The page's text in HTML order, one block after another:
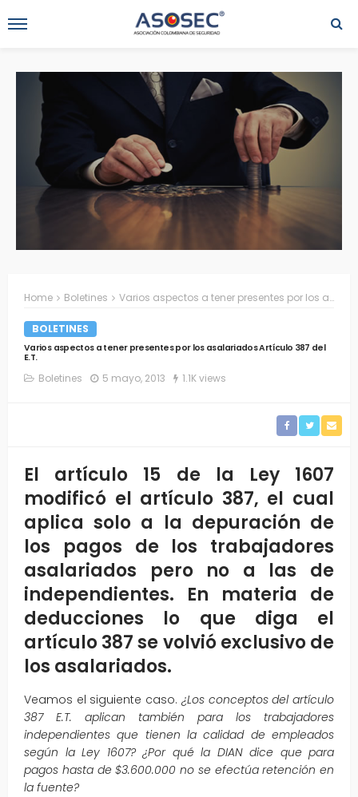
Home Boletines Varios aspectos a tener presentes por los asalariados Artículo 387 del E.T.
BOLETINES
Varios aspectos a tener presentes por los asalariados Artículo 387 del
E.T.
Boletines 5 mayo, 2013 1.1K views
El artículo 15 de la Ley 1607
modificó el artículo 387, el cual
aplica solo a la depuración de
los pagos de los trabajadores
asalariados pero no a las de
independientes. En materia de
deducciones lo que diga el
artículo 387 se volvió exclusivo de
los asalariados.
Veamos el siguiente caso. ¿Los conceptos del artículo
387 E.T. aplican también para los trabajadores
independientes que tienen la calidad de empleados
según la Ley 1607? ¿Por qué la DIAN dice que para
pagos hasta de $3.600.000 no se efectúa retención en
la fuente?